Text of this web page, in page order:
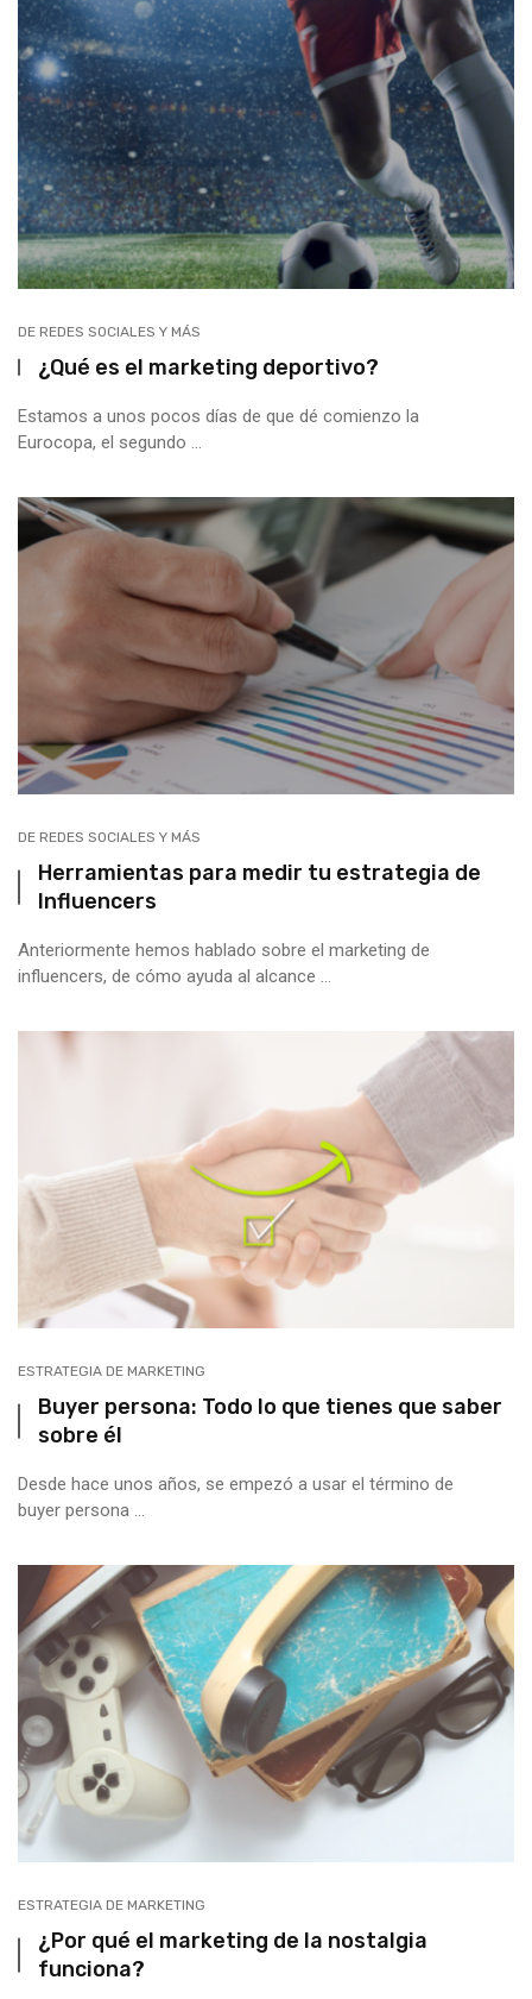
DE REDES SOCIALES Y MÁS
¿Qué es el marketing deportivo?
Estamos a unos pocos días de que dé comienzo la
Eurocopa, el segundo ...
DE REDES SOCIALES Y MÁS
Herramientas para medir tu estrategia de
Influencers
Anteriormente hemos hablado sobre el marketing de
influencers, de cómo ayuda al alcance ...
ESTRATEGIA DE MARKETING
Buyer persona: Todo lo que tienes que saber
sobre él
Desde hace unos años, se empezó a usar el término de
buyer persona ...
ESTRATEGIA DE MARKETING
¿Por qué el marketing de la nostalgia
funciona?